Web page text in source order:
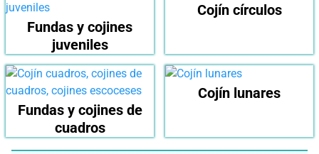
Fundas y cojines
juveniles
Cojín círculos
Fundas y cojines de
cuadros
Cojín lunares